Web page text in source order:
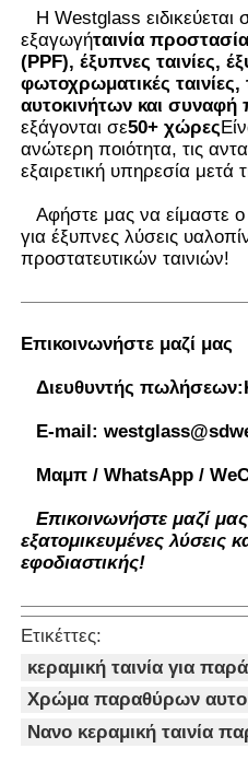
Η Westglass ειδικεύεται
εξαγωγήταινία
(PPF), έξυπνες ταινίες,
φωτοχρωματικές
αυτοκινήτων και συναφή
εξάγονται σε50+ χώρες
ανώτερη ποιότητα, τις
εξαιρετική υπηρεσία
Αφήστε μας να είμαστε
για έξυπνες λύσεις
προστατευτικών ταινιών!
Επικοινωνήστε μαζί μας
Διευθυντής πωλήσεων:
E-mail:
Μαμπ / WhatsApp /
Επικοινωνήστε μαζί
εξατομικευμένες λύσεις
εφοδιαστικής!
Ετικέττες:
κεραμική ταινία για
Χρώμα παραθύρων
Νανο κεραμική ταινία